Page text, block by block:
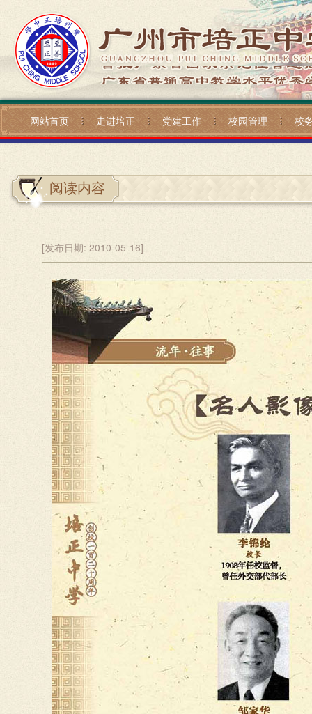
网站首页 走进培正 党建工作 校园管理 校
阅读内容
[发布日期: 2010-05-16]